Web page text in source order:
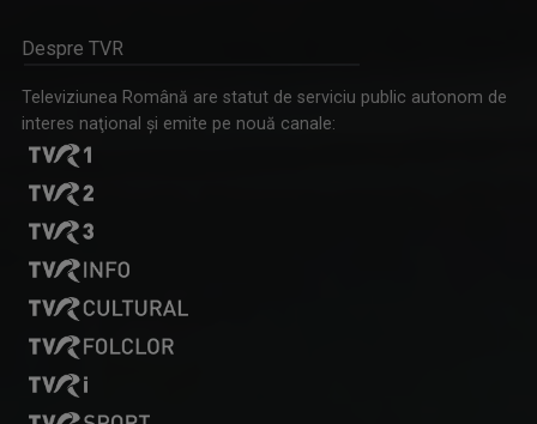
TABLETA DE SĂNĂTATE
Medici și specialiști din domeniul sănătății, ...
DORU CIOLACU
CONSTANTIN CRĂIȚOIU
Despre TVR
Televiziunea Română are statut de serviciu public autonom de
interes naţional şi emite pe nouă canale: